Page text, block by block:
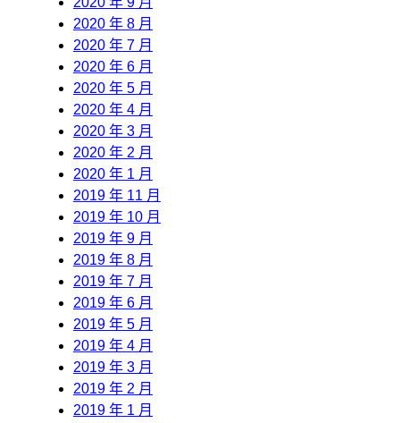
2020 年 8 月
2020 年 7 月
2020 年 6 月
2020 年 5 月
2020 年 4 月
2020 年 3 月
2020 年 2 月
2020 年 1 月
2019 年 11 月
2019 年 10 月
2019 年 9 月
2019 年 8 月
2019 年 7 月
2019 年 6 月
2019 年 5 月
2019 年 4 月
2019 年 3 月
2019 年 2 月
2019 年 1 月